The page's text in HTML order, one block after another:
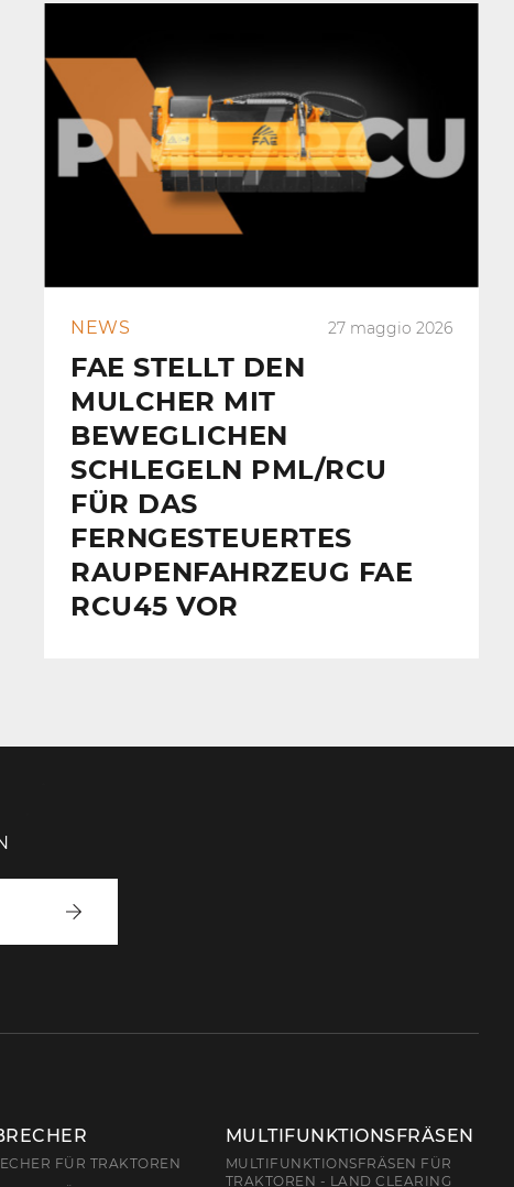
NEWS 27 maggio 2026
FAE STELLT DEN
MULCHER MIT
BEWEGLICHEN
SCHLEGELN PML/RCU
FÜR DAS
FERNGESTEUERTES
RAUPENFAHRZEUG FAE
RCU45 VOR
Anmelden
FÜR TRAKTOREN
MULTIFUNKTIONSFRÄSEN
MULTIFUNKTIONSFRÄSEN FÜR
TRAKTOREN - LAND CLEARING